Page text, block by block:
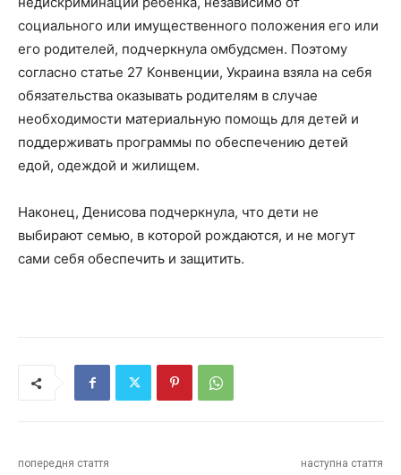
социального или имущественного положения его или
его родителей, подчеркнула омбудсмен. Поэтому
согласно статье 27 Конвенции, Украина взяла на себя
обязательства оказывать родителям в случае
необходимости материальную помощь для детей и
поддерживать программы по обеспечению детей
едой, одеждой и жилищем.
Наконец, Денисова подчеркнула, что дети не
выбирают семью, в которой рождаются, и не могут
сами себя обеспечить и защитить.
попередня стаття наступна стаття